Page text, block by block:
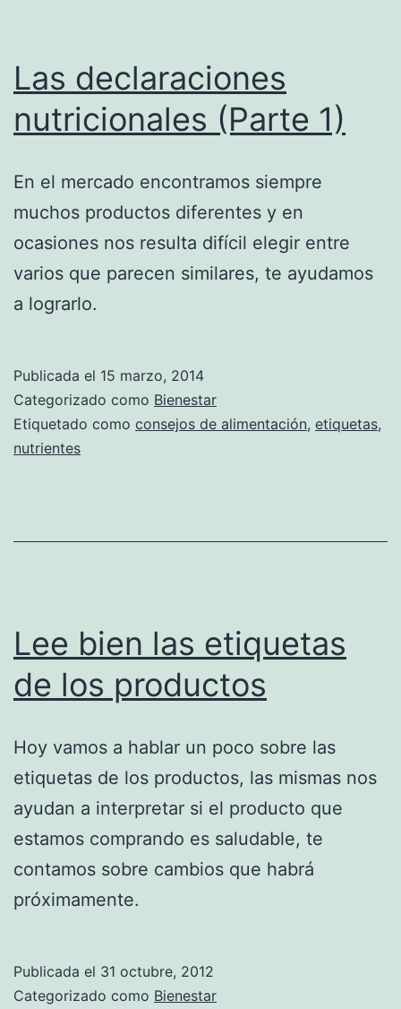
Las declaraciones
nutricionales (Parte 1)
En el mercado encontramos siempre
muchos productos diferentes y en
ocasiones nos resulta difícil elegir entre
varios que parecen similares, te ayudamos
a lograrlo.
Publicada el 15 marzo, 2014
Categorizado como Bienestar
Etiquetado como consejos de alimentación, etiquetas,
nutrientes
Lee bien las etiquetas
de los productos
Hoy vamos a hablar un poco sobre las
etiquetas de los productos, las mismas nos
ayudan a interpretar si el producto que
estamos comprando es saludable, te
contamos sobre cambios que habrá
próximamente.
Publicada el 31 octubre, 2012
Categorizado como Bienestar